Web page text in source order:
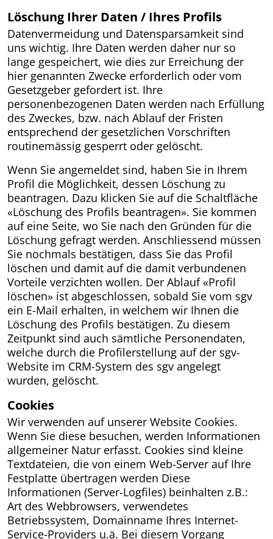
Löschung Ihrer Daten / Ihres Profils
Datenvermeidung und Datensparsamkeit sind
uns wichtig. Ihre Daten werden daher nur so
lange gespeichert, wie dies zur Erreichung der
hier genannten Zwecke erforderlich oder vom
Gesetzgeber gefordert ist. Ihre
personenbezogenen Daten werden nach Erfüllung
des Zweckes, bzw. nach Ablauf der Fristen
entsprechend der gesetzlichen Vorschriften
routinemässig gesperrt oder gelöscht.
Wenn Sie angemeldet sind, haben Sie in Ihrem
Profil die Möglichkeit, dessen Löschung zu
beantragen. Dazu klicken Sie auf die Schaltfläche
«Löschung des Profils beantragen». Sie kommen
auf eine Seite, wo Sie nach den Gründen für die
Löschung gefragt werden. Anschliessend müssen
Sie nochmals bestätigen, dass Sie das Profil
löschen und damit auf die damit verbundenen
Vorteile verzichten wollen. Der Ablauf «Profil
löschen» ist abgeschlossen, sobald Sie vom sgv
ein E-Mail erhalten, in welchem wir Ihnen die
Löschung des Profils bestätigen. Zu diesem
Zeitpunkt sind auch sämtliche Personendaten,
welche durch die Profilerstellung auf der sgv-
Website im CRM-System des sgv angelegt
wurden, gelöscht.
Cookies
Wir verwenden auf unserer Website Cookies.
Wenn Sie diese besuchen, werden Informationen
allgemeiner Natur erfasst. Cookies sind kleine
Textdateien, die von einem Web-Server auf Ihre
Festplatte übertragen werden Diese
Informationen (Server-Logfiles) beinhalten z.B.:
Art des Webbrowsers, verwendetes
Betriebssystem, Domainname Ihres Internet-
Service-Providers u.ä. Bei diesem Vorgang